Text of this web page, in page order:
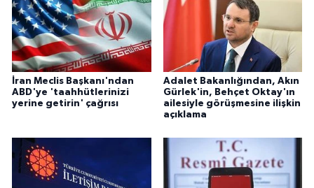
İran Meclis Başkanı'ndan
ABD'ye 'taahhütlerinizi
yerine getirin' çağrısı
Adalet Bakanlığından, Akın
Gürlek'in, Behçet Oktay'ın
ailesiyle görüşmesine ilişkin
açıklama